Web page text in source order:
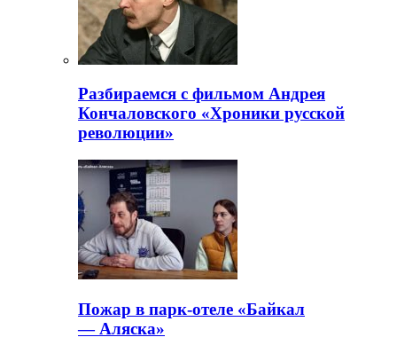
Разбираемся с фильмом Андрея
Кончаловского «Хроники русской
революции»
Пожар в парк-отеле «Байкал
— Аляска»